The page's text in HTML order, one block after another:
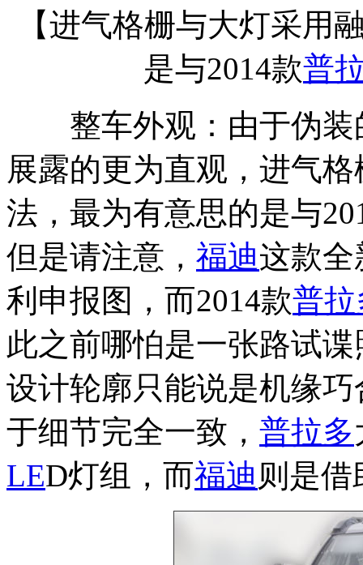
【进气格栅与大灯采用
是与2014款普
整车外观：由于伪装
展露的更为直观，进气
法，最为有意思的是与
但是请注意， 福迪这款全
利申报图，而2014款普拉
此之前哪怕是一张路试
设计轮廓只能说是机缘
于细节完全一致， 普拉多
LED灯组，而福迪 则是